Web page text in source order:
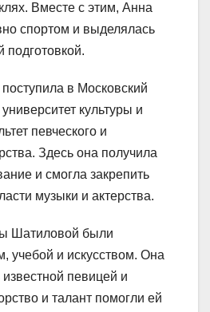
Вместе с этим, Анна
спортом и выделялась
подготовкой.
в Московский
культуры и
певческого и
Здесь она получила
и смогла закрепить
музыки и актерства.
Шатиловой были
учебой и искусством. Она
известной певицей и
и талант помогли ей